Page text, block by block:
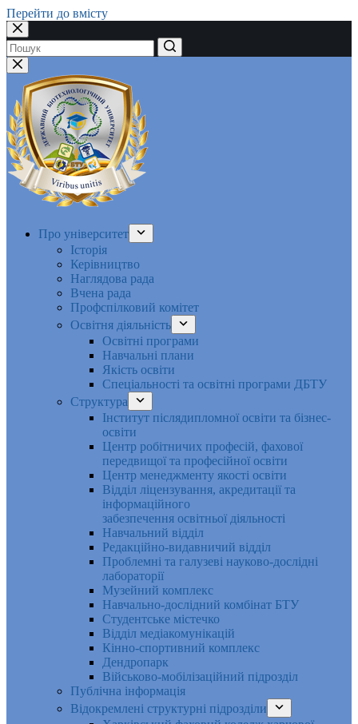
Перейти до вмісту
Немає
результатів
Про університет
Історія
Керівництво
Наглядова рада
Вчена рада
Профспілковий комітет
Освітня діяльність
Освітні програми
Навчальні плани
Якість освіти
Спеціальності та освітні програми ДБТУ
Структура
Інститут післядипломної освіти та бізнес-
освіти
Центр робітничих професій, фахової
передвищої та професійної освіти
Центр менеджменту якості освіти
Відділ ліцензування, акредитації та
інформаційного
забезпечення освітньої діяльності
Навчальний відділ
Редакційно-видавничий відділ
Проблемні та галузеві науково-дослідні
лабораторії
Музейний комплекс
Навчально-дослідний комбінат БТУ
Студентське містечко
Відділ медіакомунікацій
Кінно-спортивний комплекс
Дендропарк
Військово-мобілізаційний підрозділ
Публічна інформація
Відокремлені структурні підрозділи